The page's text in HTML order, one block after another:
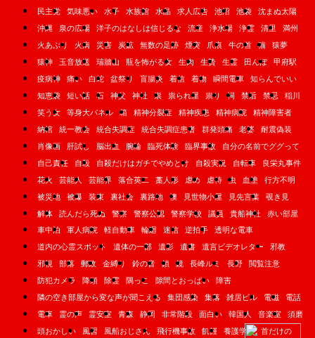
民主党
気味悪い 水子 水族館 水晶 求人広告 池沼 池袋
沈まぬ太陽
沖縄
泉の広場 洋子のはなしは信じるな 流産 浄水場 浄霊 清里
満州
火あぶり
火病 災害 炭鉱 無数の足跡 煙突 爪痕 牛の首 猫
猿夢
猿神
玉音放送 瑞牆山 瓶を怖がる女 生肉 生贄 生霊 田んぼ
甲府駅
疫病神
痛い 白蛇 盆祭り 盲腸炎 着信 着物 瞬間電車
知らんでいい
知恵袋
短い話 石 神父 神社 祟 祟られ屋 祟り 祠 禁后 禁忌
稲川
笑う女
等身大パネル 箱 精神分裂症 精神疾患 精神病院
精神障害者
納棺
統一教会 統合失調症 統合失調症患者 群発頭痛 老婆
耐震偽装
肖像画
肝試し 脳出血 腕輪 臨死体験 臨界事故
自分の名前でググって
自己責任
自殺 自殺だけはガチでやめとけ 自殺実況 自転車
良栄丸事件
花火
芸能人 芸能界 落合英二 藁人形 虐め 虐待 虫 血塗
行方不明
被災地
被爆 装束 裏社会 裏路地 襖 見世物小屋 見先言葉
覗き見
解体
読んだら死ぬ 警察 警察公認 警察学校 議員 貴船神社
赤い部屋
車中泊
軍人病院 軽自動車 輪廻 迷信 逆拍手
透明な電車
道内の心霊スポット
遺体の一部 遺影 遺書 遺言ビデオレター
邪教
邪視
部落 郵政 金縛り 鈴の音 鎖 鏡 長峰ルミ 長野
閲覧注意
防犯カメラ
降頭 除霊 隅っこ 隙間とおっぱい
障害
隣の空き部屋から変な声が聞こえる
集団感染 集落 雑居ビル 電磁
電話
電車
霊の声 霊安室 青森 静岡 非常階段 面白い 韓国人 音楽室
須磨
頭おかしい
風習 風船おじさん 飛行機事故 飢饉 養護学校 首だけの